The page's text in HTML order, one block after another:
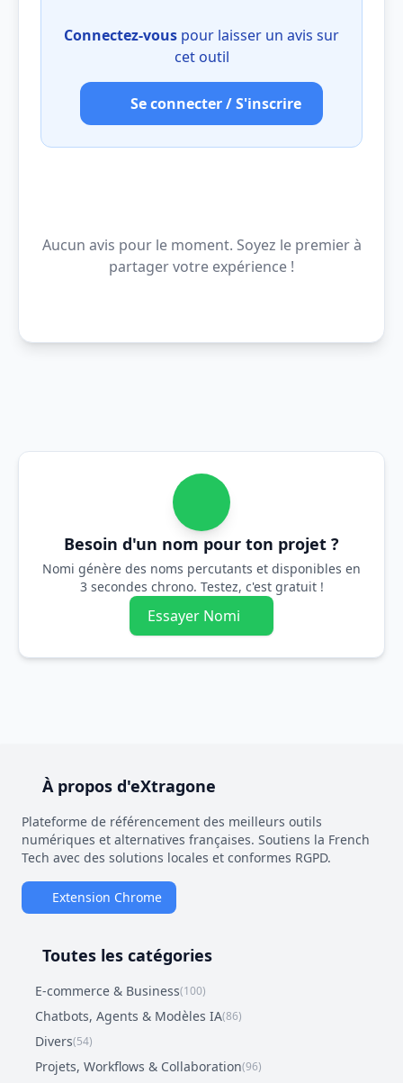
Connectez-vous pour laisser un avis sur
cet outil
Se connecter / S'inscrire
Aucun avis pour le moment. Soyez le premier à
partager votre expérience !
Besoin d'un nom pour ton projet ?
Nomi génère des noms percutants et disponibles en
3 secondes chrono. Testez, c'est gratuit !
Essayer Nomi
À propos d'eXtragone
Plateforme de référencement des meilleurs outils
numériques et alternatives françaises. Soutiens la French
Tech avec des solutions locales et conformes RGPD.
Extension Chrome
Toutes les catégories
E-commerce & Business(100)
Chatbots, Agents & Modèles IA(86)
Divers(54)
Projets, Workflows & Collaboration(96)